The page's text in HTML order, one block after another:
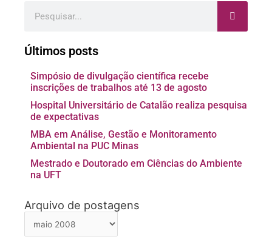
Últimos posts
Simpósio de divulgação científica recebe
inscrições de trabalhos até 13 de agosto
Hospital Universitário de Catalão realiza pesquisa
de expectativas
MBA em Análise, Gestão e Monitoramento
Ambiental na PUC Minas
Mestrado e Doutorado em Ciências do Ambiente
na UFT
Arquivo de postagens
Arquivo